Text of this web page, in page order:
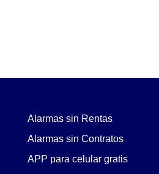
Alarmas sin Rentas
Alarmas sin Contratos
APP para celular gratis